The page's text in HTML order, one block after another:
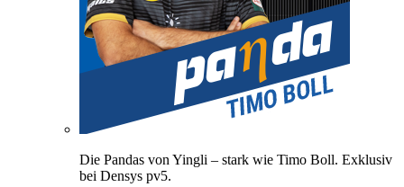
Die Pandas von Yingli – stark wie Timo Boll. Exklusiv
bei Densys pv5.